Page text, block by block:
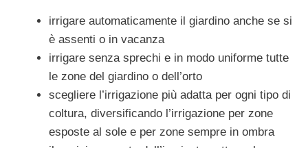
irrigare automaticamente il giardino anche se si
è assenti o in vacanza
irrigare senza sprechi e in modo uniforme tutte
le zone del giardino o dell’orto
scegliere l’irrigazione più adatta per ogni tipo di
coltura, diversificando l’irrigazione per zone
esposte al sole e per zone sempre in ombra